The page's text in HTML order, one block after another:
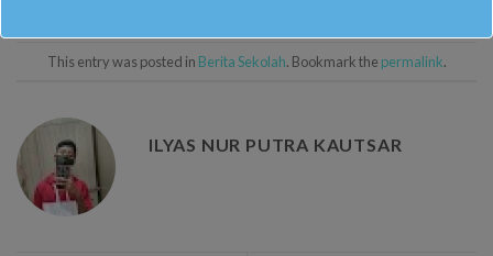
This entry was posted in Berita Sekolah. Bookmark the permalink.
ILYAS NUR PUTRA KAUTSAR